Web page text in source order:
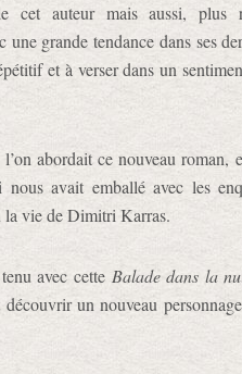
cet auteur mais aussi, plus
une grande tendance dans ses
et à verser dans un
abordait ce nouveau roman,
nous avait emballé avec les
la vie de Dimitri Karras.
avec cette Balade dans la
un nouveau